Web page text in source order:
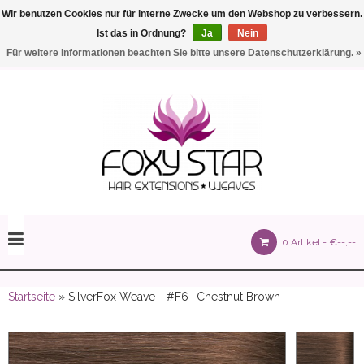
Einstellungen
0 Artikel - €--,--
150 gram)
Startseite » SilverFox Weave - #F6- Chestnut Brown
Wir benutzen Cookies nur für interne Zwecke um den Webshop zu verbessern.
Ist das in Ordnung?
Ja
Nein
Für weitere Informationen beachten Sie bitte unsere Datenschutzerklärung. »